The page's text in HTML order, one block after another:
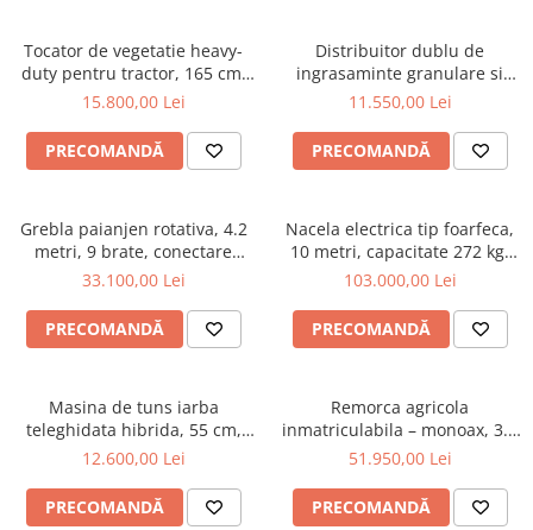
Retroexcavatoare
Utilaje sapat si prasit
Afanatoare
Piese de schimb
Piese schimb Dumpere si Roabe
Piese schimb miniexcavatoare
Piese schimb Tocatoare Vegetatie
Cosire si tocare vegetatie
Tocatoare de vegetatie
Tocatoare de vegetatie cu brat
Tocatoare de vegetatie teleghidate
Tocator de vegetatie heavy-
duty pentru tractor, 165 cm,
conectare cardan tractor,
15.800,00 Lei
PRECOMANDĂ
Distribuitor dublu de
ingrasaminte granulare si
material antiderapant, sistem
tractor, 2L1500H
11.550,00 Lei
PRECOMANDĂ
Grebla paianjen rotativa, 4.2
metri, 9 brate, conectare
cardan tractor, Zeppelin 042Z
33.100,00 Lei
PRECOMANDĂ
Nacela electrica tip foarfeca,
10 metri, capacitate 272 kg,
Magni ES1008AC+
103.000,00 Lei
PRECOMANDĂ
Masina de tuns iarba
teleghidata hibrida, 55 cm,
motor Loncin 9 cp - RSC55
12.600,00 Lei
PRECOMANDĂ
Remorca agricola
inmatriculabila – monoax, 3.5
tone, basculabilă pe 3 părți,
51.950,00 Lei
PRECOMANDĂ